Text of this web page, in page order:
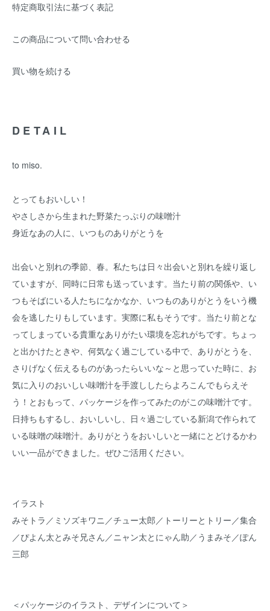
特定商取引法に基づく表記
この商品について問い合わせる
買い物を続ける
DETAIL
to miso.
とってもおいしい！
やさしさから生まれた野菜たっぷりの味噌汁
身近なあの人に、いつものありがとうを
出会いと別れの季節、春。私たちは日々出会いと別れを繰り返し
ていますが、同時に日常も送っています。当たり前の関係や、い
つもそばにいる人たちになかなか、いつものありがとうをいう機
会を逃したりもしています。実際に私もそうです。当たり前とな
ってしまっている貴重なありがたい環境を忘れがちです。ちょっ
と出かけたときや、何気なく過ごしている中で、ありがとうを、
さりげなく伝えるものがあったらいいな～と思っていた時に、お
気に入りのおいしい味噌汁を手渡ししたらよろこんでもらえそ
う！とおもって、パッケージを作ってみたのがこの味噌汁です。
日持ちもするし、おいしいし、日々過ごしている新潟で作られて
いる味噌の味噌汁。ありがとうをおいしいと一緒にとどけるかわ
いい一品ができました。ぜひご活用ください。
イラスト
みそトラ／ミソズキワニ／チュー太郎／トーリーとトリー／集合
／ぴよん太とみそ兄さん／ニャン太とにゃん助／うまみそ／ぽん
三郎
＜パッケージのイラスト、デザインについて＞